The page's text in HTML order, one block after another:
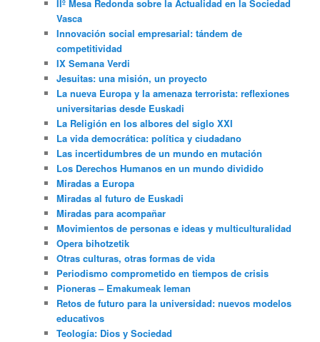
IIº Mesa Redonda sobre la Actualidad en la Sociedad
Vasca
Innovación social empresarial: tándem de
competitividad
IX Semana Verdi
Jesuitas: una misión, un proyecto
La nueva Europa y la amenaza terrorista: reflexiones
universitarias desde Euskadi
La Religión en los albores del siglo XXI
La vida democrática: política y ciudadano
Las incertidumbres de un mundo en mutación
Los Derechos Humanos en un mundo dividido
Miradas a Europa
Miradas al futuro de Euskadi
Miradas para acompañar
Movimientos de personas e ideas y multiculturalidad
Opera bihotzetik
Otras culturas, otras formas de vida
Periodismo comprometido en tiempos de crisis
Pioneras – Emakumeak leman
Retos de futuro para la universidad: nuevos modelos
educativos
Teología: Dios y Sociedad